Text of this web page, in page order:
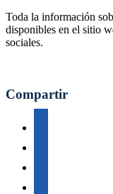
Toda la información
disponibles en el sitio
sociales.
Compartir